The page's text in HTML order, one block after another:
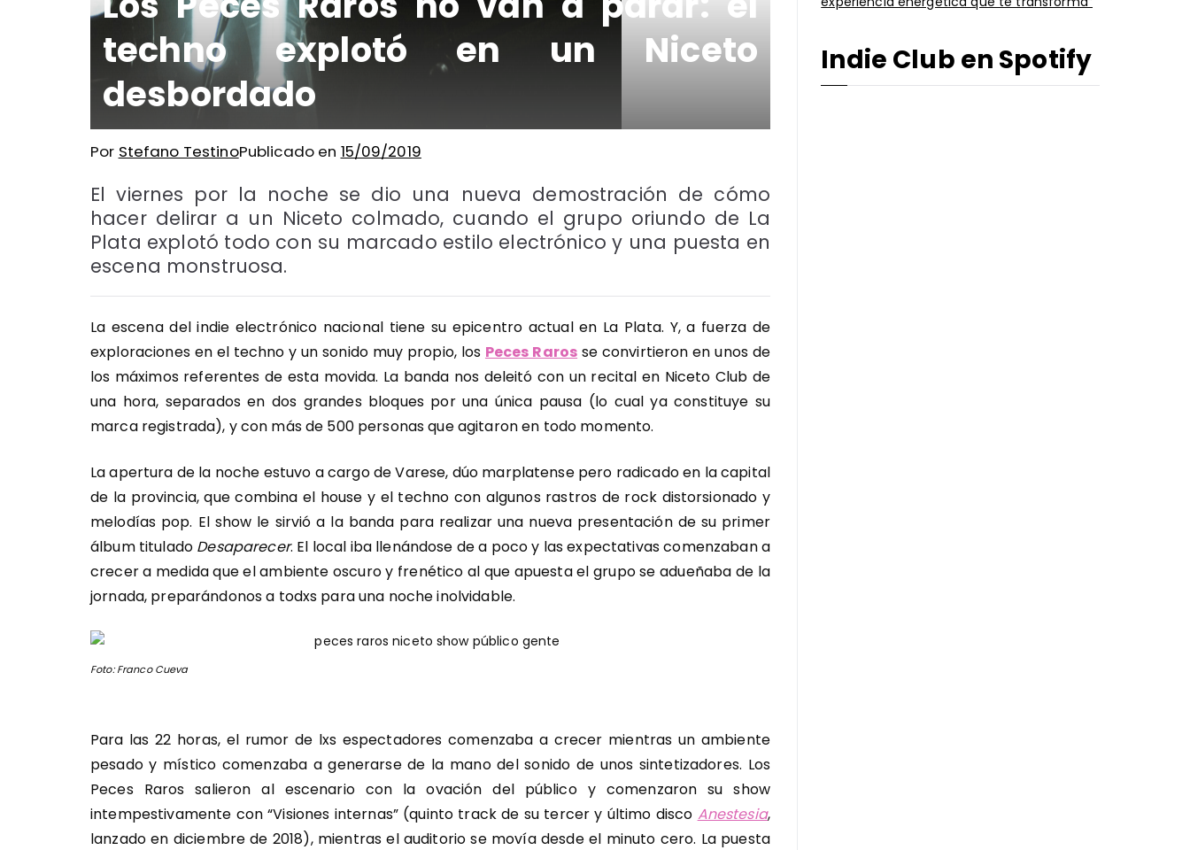
techno explotó en un Niceto
desbordado
Por Stefano TestinoPublicado en 15/09/2019
El viernes por la noche se dio una nueva demostración de cómo
hacer delirar a un Niceto colmado, cuando el grupo oriundo de La
Plata explotó todo con su marcado estilo electrónico y una puesta en
escena monstruosa.
La escena del indie electrónico nacional tiene su epicentro actual en La Plata. Y, a fuerza de
exploraciones en el techno y un sonido muy propio, los Peces Raros se convirtieron en unos de
los máximos referentes de esta movida. La banda nos deleitó con un recital en Niceto Club de
una hora, separados en dos grandes bloques por una única pausa (lo cual ya constituye su
marca registrada), y con más de 500 personas que agitaron en todo momento.
La apertura de la noche estuvo a cargo de Varese, dúo marplatense pero radicado en la capital
de la provincia, que combina el house y el techno con algunos rastros de rock distorsionado y
melodías pop. El show le sirvió a la banda para realizar una nueva presentación de su primer
álbum titulado Desaparecer. El local iba llenándose de a poco y las expectativas comenzaban a
crecer a medida que el ambiente oscuro y frenético al que apuesta el grupo se adueñaba de la
jornada, preparándonos a todxs para una noche inolvidable.
Foto: Franco Cueva
Para las 22 horas, el rumor de lxs espectadores comenzaba a crecer mientras un ambiente
pesado y místico comenzaba a generarse de la mano del sonido de unos sintetizadores. Los
Peces Raros salieron al escenario con la ovación del público y comenzaron su show
intempestivamente con “Visiones internas” (quinto track de su tercer y último disco Anestesia,
lanzado en diciembre de 2018), mientras el auditorio se movía desde el minuto cero. La puesta
Indie Club en Spotify